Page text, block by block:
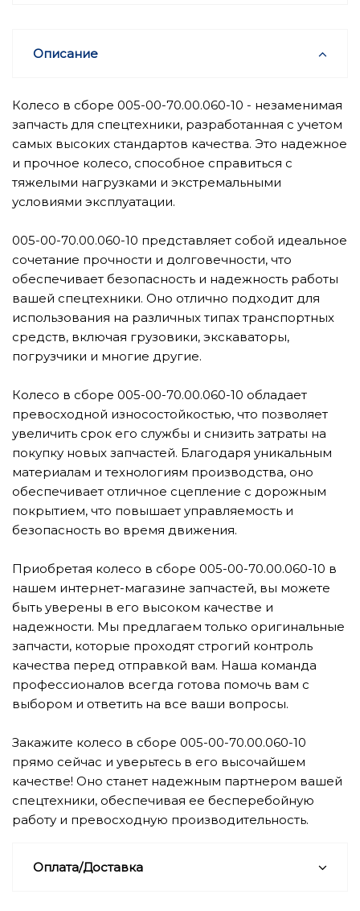
Описание
Колесо в сборе 005-00-70.00.060-10 - незаменимая
запчасть для спецтехники, разработанная с учетом
самых высоких стандартов качества. Это надежное
и прочное колесо, способное справиться с
тяжелыми нагрузками и экстремальными
условиями эксплуатации.
005-00-70.00.060-10 представляет собой идеальное
сочетание прочности и долговечности, что
обеспечивает безопасность и надежность работы
вашей спецтехники. Оно отлично подходит для
использования на различных типах транспортных
средств, включая грузовики, экскаваторы,
погрузчики и многие другие.
Колесо в сборе 005-00-70.00.060-10 обладает
превосходной износостойкостью, что позволяет
увеличить срок его службы и снизить затраты на
покупку новых запчастей. Благодаря уникальным
материалам и технологиям производства, оно
обеспечивает отличное сцепление с дорожным
покрытием, что повышает управляемость и
безопасность во время движения.
Приобретая колесо в сборе 005-00-70.00.060-10 в
нашем интернет-магазине запчастей, вы можете
быть уверены в его высоком качестве и
надежности. Мы предлагаем только оригинальные
запчасти, которые проходят строгий контроль
качества перед отправкой вам. Наша команда
профессионалов всегда готова помочь вам с
выбором и ответить на все ваши вопросы.
Закажите колесо в сборе 005-00-70.00.060-10
прямо сейчас и уверьтесь в его высочайшем
качестве! Оно станет надежным партнером вашей
спецтехники, обеспечивая ее бесперебойную
работу и превосходную производительность.
Оплата/Доставка